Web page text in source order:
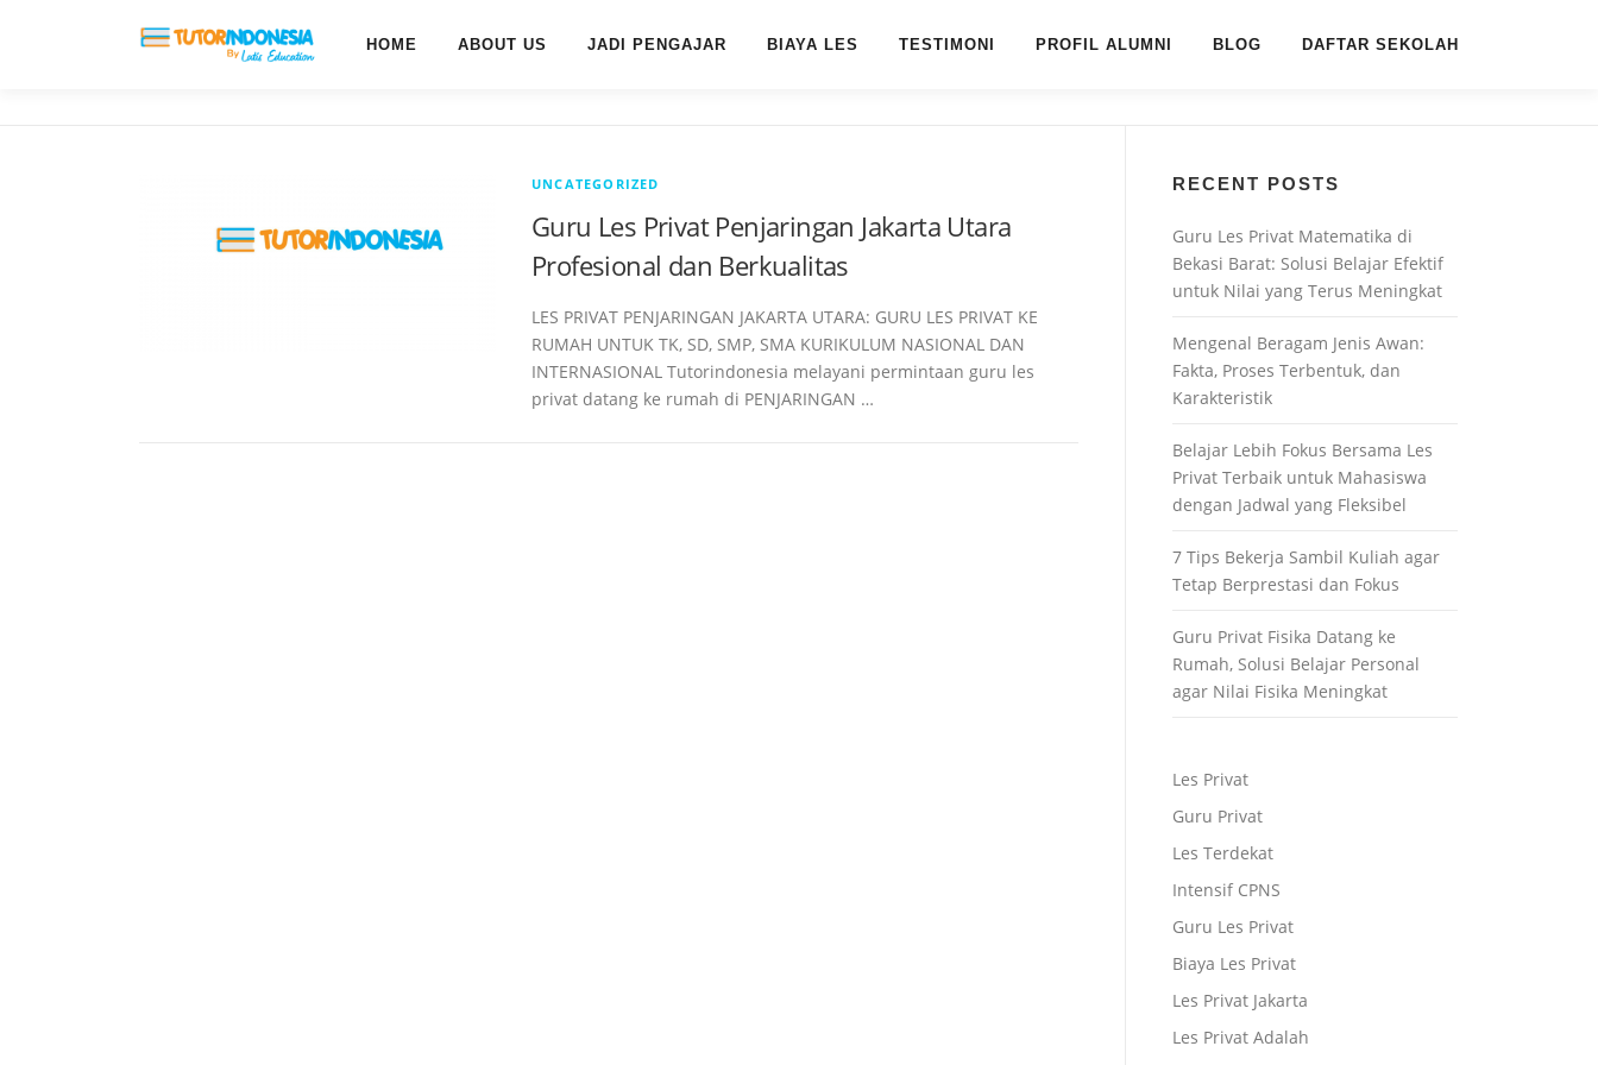
HOME ABOUT US JADI PENGAJAR BIAYA LES TESTIMONI PROFIL ALUMNI BLOG DAFTAR SEKOLAH
UNCATEGORIZED
Guru Les Privat Penjaringan Jakarta Utara
Profesional dan Berkualitas
LES PRIVAT PENJARINGAN JAKARTA UTARA: GURU LES PRIVAT KE
RUMAH UNTUK TK, SD, SMP, SMA KURIKULUM NASIONAL DAN
INTERNASIONAL Tutorindonesia melayani permintaan guru les
privat datang ke rumah di PENJARINGAN …
RECENT POSTS
Guru Les Privat Matematika di
Bekasi Barat: Solusi Belajar Efektif
untuk Nilai yang Terus Meningkat
Mengenal Beragam Jenis Awan:
Fakta, Proses Terbentuk, dan
Karakteristik
Belajar Lebih Fokus Bersama Les
Privat Terbaik untuk Mahasiswa
dengan Jadwal yang Fleksibel
7 Tips Bekerja Sambil Kuliah agar
Tetap Berprestasi dan Fokus
Guru Privat Fisika Datang ke
Rumah, Solusi Belajar Personal
agar Nilai Fisika Meningkat
Les Privat
Guru Privat
Les Terdekat
Intensif CPNS
Guru Les Privat
Biaya Les Privat
Les Privat Jakarta
Les Privat Adalah